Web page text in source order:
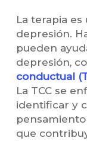
La terapia
depresión.
pueden
depresión,
conductual
La TCC se
identificar y
que